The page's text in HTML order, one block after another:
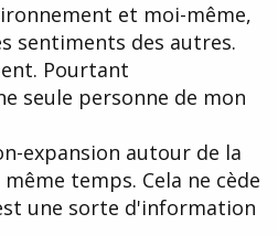
et moi-même,
sentiments des autres.
Pourtant
seule personne de mon
expansion autour de la
temps. Cela ne cède
une sorte d'information